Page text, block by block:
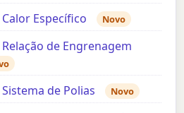
Específico Novo
de Engrenagem
de Polias Novo